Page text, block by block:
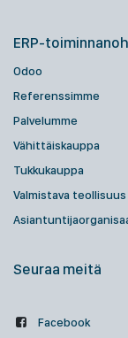
ERP-
Odoo
Referenssimme
Palvelumme
Vähittäiskauppa
Tukkukauppa
Valmistava teollisuus
Seuraa meitä
Facebook